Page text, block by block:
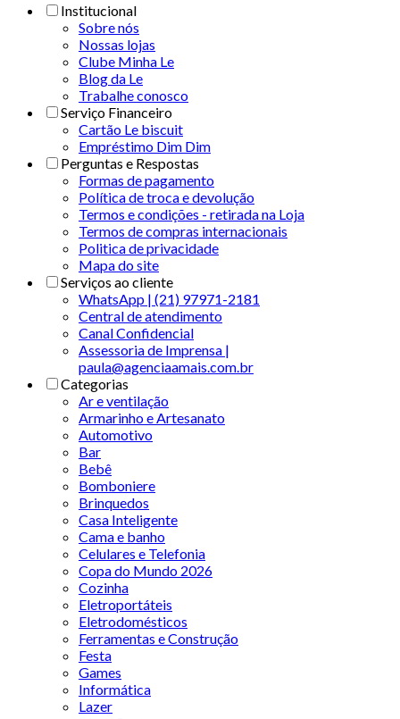
Institucional
Sobre nós
Nossas lojas
Clube Minha Le
Blog da Le
Trabalhe conosco
Serviço Financeiro
Cartão Le biscuit
Empréstimo Dim Dim
Perguntas e Respostas
Formas de pagamento
Política de troca e devolução
Termos e condições - retirada na Loja
Termos de compras internacionais
Politica de privacidade
Mapa do site
Serviços ao cliente
WhatsApp | (21) 97971-2181
Central de atendimento
Canal Confidencial
Assessoria de Imprensa |
paula@agenciaamais.com.br
Categorias
Ar e ventilação
Armarinho e Artesanato
Automotivo
Bar
Bebê
Bomboniere
Brinquedos
Casa Inteligente
Cama e banho
Celulares e Telefonia
Copa do Mundo 2026
Cozinha
Eletroportáteis
Eletrodomésticos
Ferramentas e Construção
Festa
Games
Informática
Lazer